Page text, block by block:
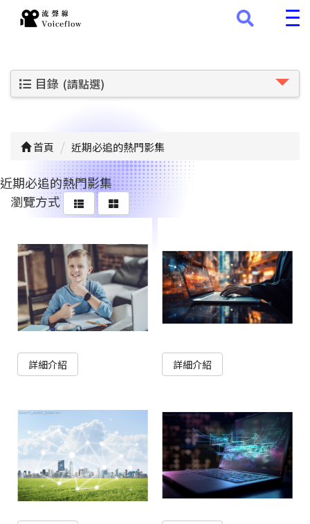
目錄 (請點選)
首頁 近期必追的熱門影集
近期必追的熱門影集
瀏覽方式
詳細介紹 詳細介紹